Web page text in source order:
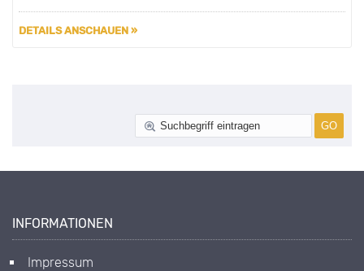
DETAILS ANSCHAUEN »
INFORMATIONEN
Impressum